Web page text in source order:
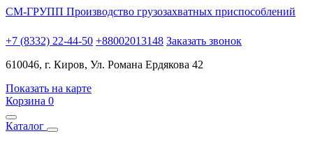
СМ-ГРУПП Производство грузозахватных приспособлений
+7 (8332) 22-44-50 +88002013148 Заказать звонок
610046, г. Киров, Ул. Романа Ердякова 42
Показать на карте
Корзина 0
Каталог